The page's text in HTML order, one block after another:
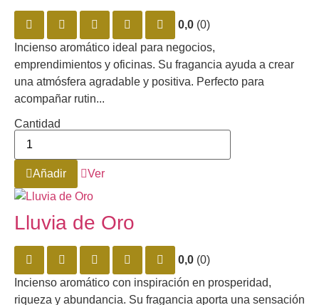
0,0 (0)
Incienso aromático ideal para negocios,
emprendimientos y oficinas. Su fragancia ayuda a crear
una atmósfera agradable y positiva. Perfecto para
acompañar rutin...
Cantidad
Añadir Ver
Lluvia de Oro
0,0 (0)
Incienso aromático con inspiración en prosperidad,
riqueza y abundancia. Su fragancia aporta una sensación